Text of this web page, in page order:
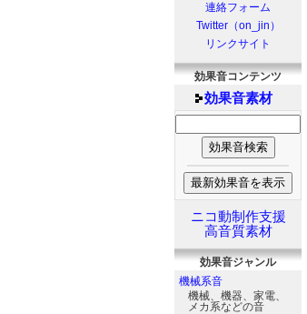
連絡フォーム
Twitter（on_jin）
リンクサイト
効果音コンテンツ
効果音素材
ニコ動制作支援
高音質素材
効果音ジャンル
機械系音
機械、機器、家電、
メカ系などの音